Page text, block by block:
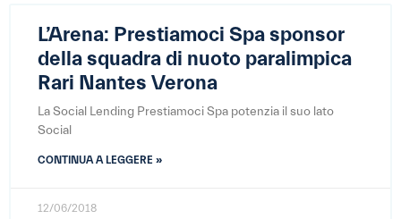
L’Arena: Prestiamoci Spa sponsor
della squadra di nuoto paralimpica
Rari Nantes Verona
La Social Lending Prestiamoci Spa potenzia il suo lato
Social
CONTINUA A LEGGERE »
12/06/2018